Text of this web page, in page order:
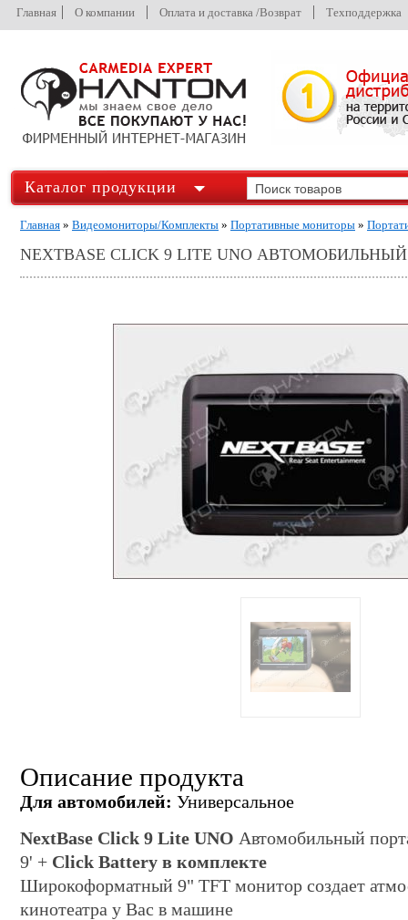
Главная О компании Оплата и доставка /Возврат Техподдержка
Каталог продукции
Главная » Видеомониторы/Комплекты » Портативные мониторы »
NEXTBASE CLICK 9 LITE UNO
Описание продукта
Для автомобилей: Универсальное
NextBase Click 9 Lite UNO Автомобильный
9' + Click Battery в комплекте
Широкоформатный 9" ТFT монитор создает
кинотеатра у Вас в машине